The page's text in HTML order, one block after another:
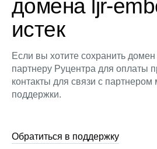
домена ljr-
истек
Если вы хотите сохранить
партнеру Руцентра для оплаты
контакты для связи с
поддержки.
Обратиться в поддержку